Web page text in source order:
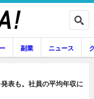
副業 ニュース
表も。社員の平均年収に